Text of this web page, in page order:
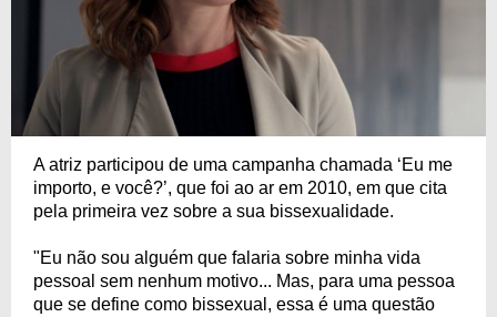
A atriz participou de uma campanha chamada ‘Eu me
importo, e você?’, que foi ao ar em 2010, em que cita
pela primeira vez sobre a sua bissexualidade.
"Eu não sou alguém que falaria sobre minha vida
pessoal sem nenhum motivo... Mas, para uma pessoa
que se define como bissexual, essa é uma questão